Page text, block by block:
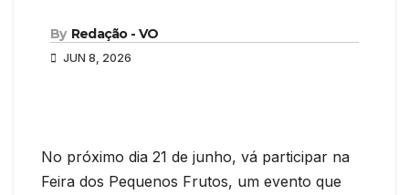
By Redação - VO
JUN 8, 2026
No próximo dia 21 de junho, vá participar na
Feira dos Pequenos Frutos, um evento que